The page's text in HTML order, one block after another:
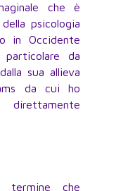
che è
psicologia
in Occidente
da
sua allieva
da cui ho
termine che